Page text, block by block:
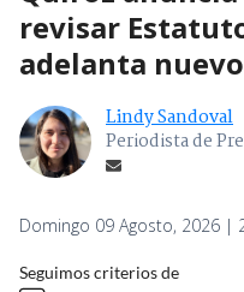
revisar
adelanta
Lindy Sandoval
Periodista de
Domingo 09 Agosto, 2026 |
Seguimos criterios de